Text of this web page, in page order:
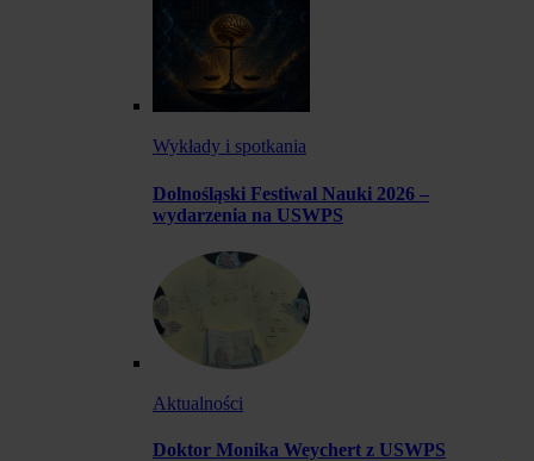
Wykłady i spotkania
Dolnośląski Festiwal Nauki 2026 –
wydarzenia na USWPS
Aktualności
Doktor Monika Weychert z USWPS